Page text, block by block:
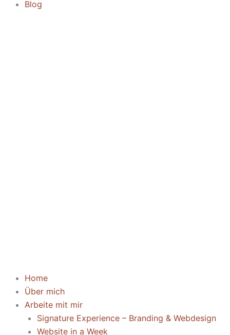
Blog
Home
Über mich
Arbeite mit mir
Signature Experience – Branding & Webdesign
Website in a Week